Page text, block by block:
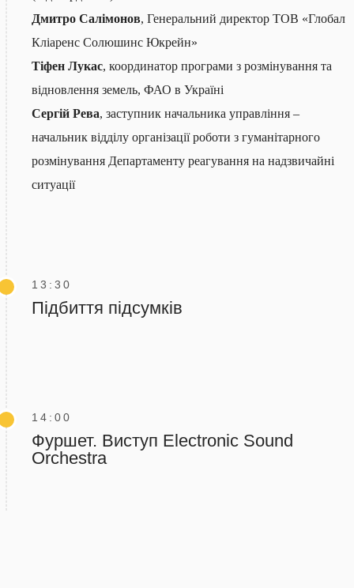
Дмитро Салімонов, Генеральний директор ТОВ «Глобал
Кліаренс Солюшинс Юкрейн»
Тіфен Лукас, координатор програми з розмінування та
відновлення земель, ФАО в Україні
Сергій Рева, заступник начальника управління –
начальник відділу організації роботи з гуманітарного
розмінування Департаменту реагування на надзвичайні
ситуації
13:30
Підбиття підсумків
14:00
Фуршет. Виступ Electronic Sound
Orchestra